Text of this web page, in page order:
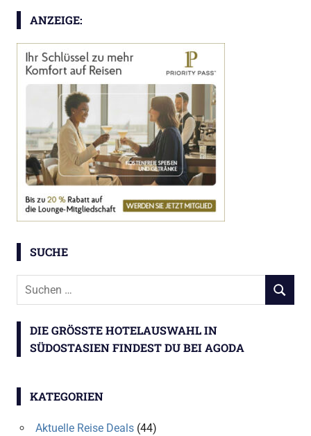
ANZEIGE:
SUCHE
Suchen
SUCHEN
DIE GRÖSSTE HOTELAUSWAHL IN S
ÜDOSTASIEN FINDEST DU BEI AGODA
KATEGORIEN
Aktuelle Reise Deals(44)